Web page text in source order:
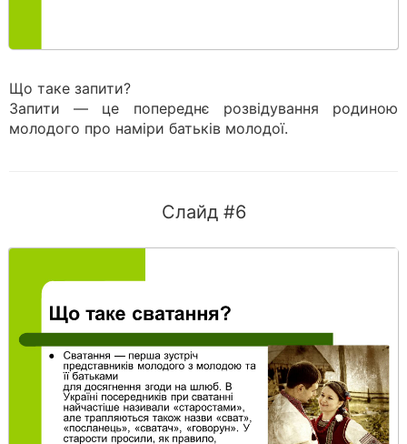
Що таке запити?
Запити — це попереднє розвідування родиною
молодого про наміри батьків молодої.
Слайд #6